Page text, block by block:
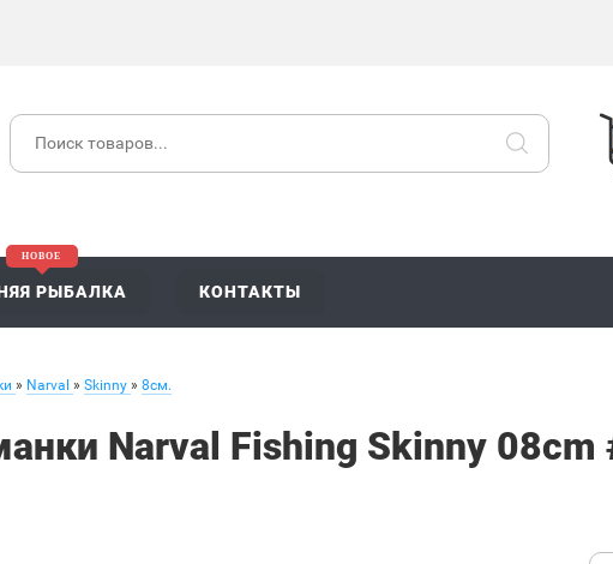
РЫБАЛКА КОНТАКТЫ
» Narval » Skinny » 8см.
Narval Fishing Skinny 08cm